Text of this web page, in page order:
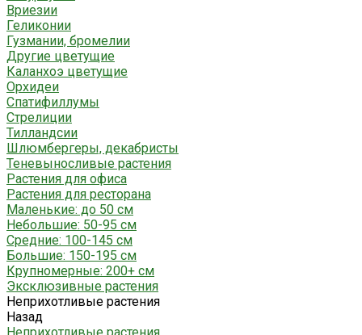
Вриезии
Геликонии
Гузмании, бромелии
Другие цветущие
Каланхоэ цветущие
Орхидеи
Спатифиллумы
Стрелиции
Тилландсии
Шлюмбергеры, декабристы
Теневыносливые растения
Растения для офиса
Растения для ресторана
Маленькие: до 50 см
Небольшие: 50-95 см
Средние: 100-145 см
Большие: 150-195 см
Крупномерные: 200+ см
Эксклюзивные растения
Неприхотливые растения
Назад